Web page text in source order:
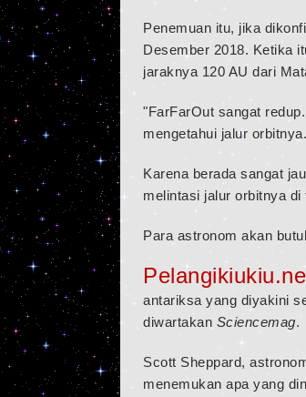
Penemuan itu, jika
Desember 2018. Ketika
jaraknya 120 AU dari
"FarFarOut sangat
mengetahui jalur
Karena berada sangat
melintasi jalur orbitnya di
Para astronom akan
antariksa yang diyakini
diwartakan Sciencemag.
Scott Sheppard,
menemukan apa yang